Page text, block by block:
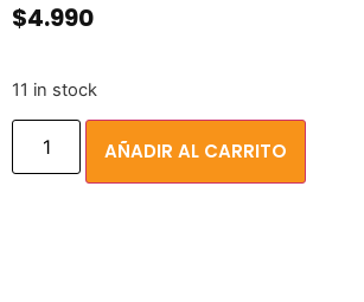
$4.990
11 in stock
AÑADIR AL CARRITO